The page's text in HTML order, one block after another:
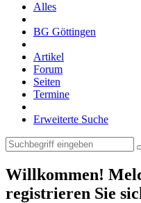
Alles
BG Göttingen
Artikel
Forum
Seiten
Termine
Erweiterte Suche
Willkommen!
registrieren Sie